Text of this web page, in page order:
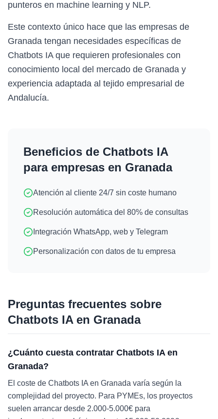
punteros en machine learning y NLP.
Este contexto único hace que las empresas de
Granada tengan necesidades específicas de
Chatbots IA que requieren profesionales con
conocimiento local del mercado de Granada y
experiencia adaptada al tejido empresarial de
Andalucía.
Beneficios de Chatbots IA
para empresas en Granada
Atención al cliente 24/7 sin coste humano
Resolución automática del 80% de consultas
Integración WhatsApp, web y Telegram
Personalización con datos de tu empresa
Preguntas frecuentes sobre
Chatbots IAen Granada
¿Cuánto cuesta contratar Chatbots IA en
Granada?
El coste de Chatbots IA en Granada varía según la
complejidad del proyecto. Para PYMEs, los proyectos
suelen arrancar desde 2.000-5.000€ para